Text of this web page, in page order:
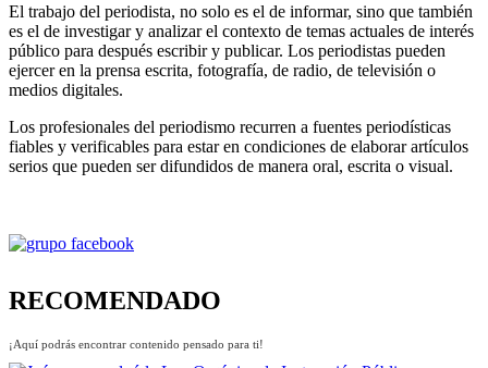
El trabajo del periodista, no solo es el de informar, sino que también
es el de investigar y analizar el contexto de temas actuales de interés
público para después escribir y publicar. Los periodistas pueden
ejercer en la prensa escrita, fotografía, de radio, de televisión o
medios digitales.
Los profesionales del periodismo recurren a fuentes periodísticas
fiables y verificables para estar en condiciones de elaborar artículos
serios que pueden ser difundidos de manera oral, escrita o visual.
RECOMENDADO
¡Aquí podrás encontrar contenido pensado para ti!